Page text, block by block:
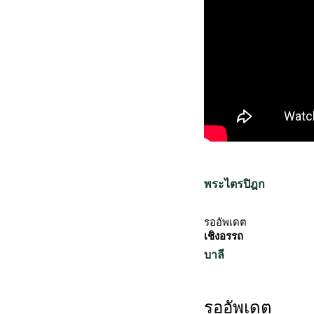
พระไตรปิฎก
รออัพเดต
เชิงอรรถ
บาลี
รออัพเดต